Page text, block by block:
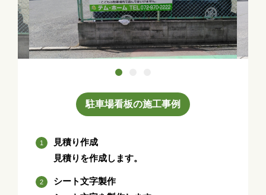
駐車場看板の施工事例
見積り作成
見積りを作成します。
シート文字製作